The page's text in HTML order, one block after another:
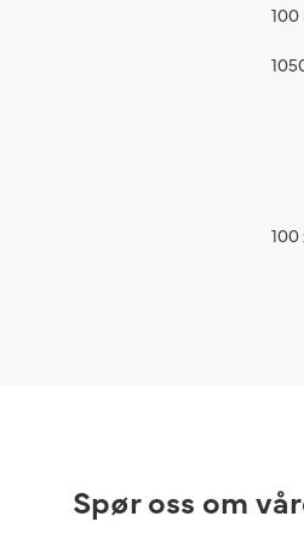
100
Spør oss om